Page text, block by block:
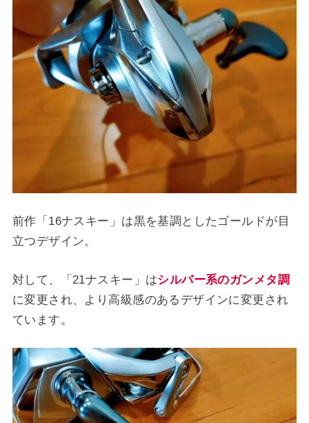
前作「16ナスキー」は黒を基調としたゴールドが目
立つデザイン。
対して、「21ナスキー」はシルバー系のガンメタ調
に変更され、より高級感のあるデザインに変更され
ています。